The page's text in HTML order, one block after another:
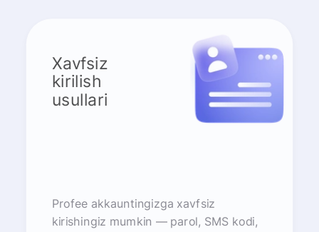
Xavfsiz
kirilish
usullari
Profee akkauntingizga xavfsiz
kirishingiz mumkin — parol, SMS kodi,